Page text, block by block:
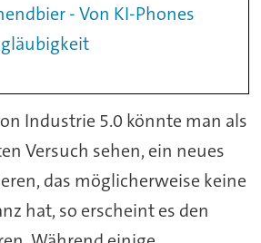
- Von KI-Phones
Industrie 5.0 könnte man als
Versuch sehen, ein neues
das möglicherweise keine
hat, so erscheint es den